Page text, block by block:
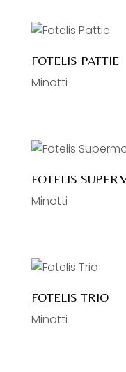
FOTELIS PATTIE
Minotti
FOTELIS
Minotti
FOTELIS TRIO
Minotti